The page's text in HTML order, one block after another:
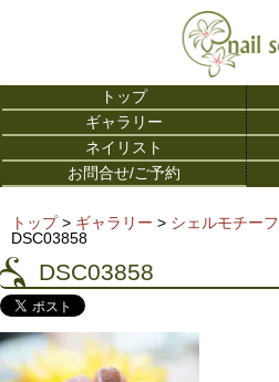
トップ
ギャラリー
ネイリスト
お問合せ/ご予約
トップ> ギャラリー > シェルモチーフ
DSC03858
DSC03858